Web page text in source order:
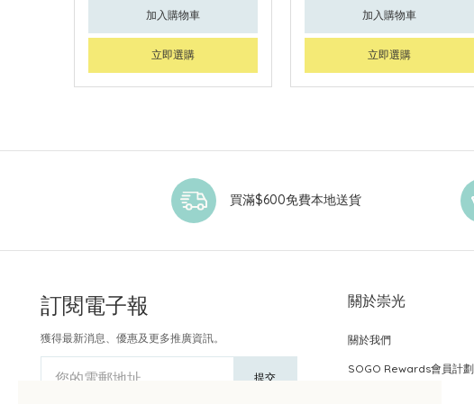
加入購物車
立即選購
加入購物車
立即選購
買滿$600免費本地送貨
訂閱電子報
獲得最新消息、優惠及更多推廣資訊。
您的電郵地址 提交
關於崇光
關於我們
SOGO Rewards會員計劃